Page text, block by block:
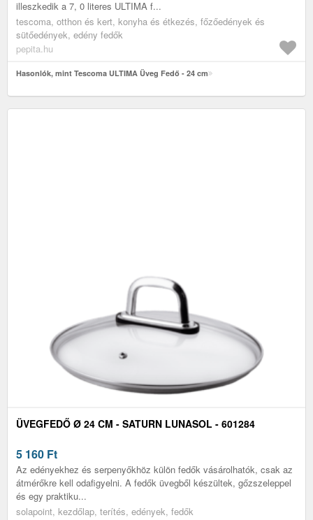
illeszkedik a 7, 0 literes ULTIMA f...
tescoma, otthon és kert, konyha és étkezés, főzőedények és
sütőedények, edény fedők
pepita.hu
Hasonlók, mint Tescoma ULTIMA Üveg Fedő - 24 cm
ÜVEGFEDŐ Ø 24 CM - SATURN LUNASOL - 601284
5 160 Ft
Az edényekhez és serpenyőkhöz külön fedők vásárolhatók, csak az
átmérőkre kell odafigyelni. A fedők üvegből készültek, gőzszeleppel
és egy praktiku...
solapoint, kezdőlap, terítés, edények, fedők